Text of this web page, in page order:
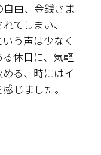
由、金銭さま
れてしまい、
う声は少なく
休日に、気軽
る、時にはイ
じました。